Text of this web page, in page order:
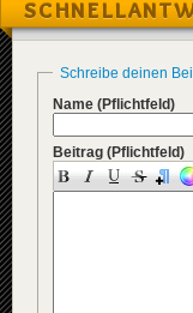
Schreibe deinen
Name (Pflichtfeld)
Beitrag (Pflichtfeld)